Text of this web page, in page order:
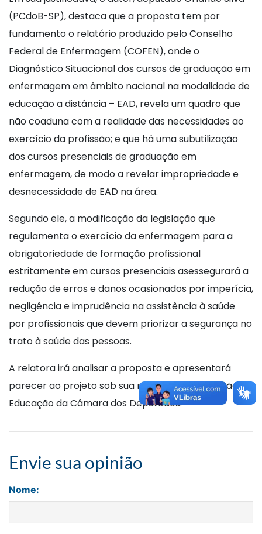
(PCdoB-SP), destaca que a proposta tem por
fundamento o relatório produzido pelo Conselho
Federal de Enfermagem (COFEN), onde o
Diagnóstico Situacional dos cursos de graduação em
enfermagem em âmbito nacional na modalidade de
educação a distância – EAD, revela um quadro que
não coaduna com a realidade das necessidades ao
exercício da profissão; e que há uma subutilização
dos cursos presenciais de graduação em
enfermagem, de modo a revelar impropriedade e
desnecessidade de EAD na área.
Segundo ele, a modificação da legislação que
regulamenta o exercício da enfermagem para a
obrigatoriedade de formação profissional
estritamente em cursos presenciais asessegurará a
redução de erros e danos ocasionados por imperícia,
negligência e imprudência na assistência à saúde
por profissionais que devem priorizar a segurança no
trato à saúde das pessoas.
A relatora irá analisar a proposta e apresentará
parecer ao projeto sob sua relatoria na Comissão de
Educação da Câmara dos Deputados.
Envie sua opinião
Nome: